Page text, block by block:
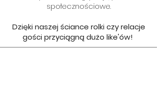
społecznościowe.
Dzięki naszej ściance rolki czy relacje
gości przyciągną dużo like'ów!